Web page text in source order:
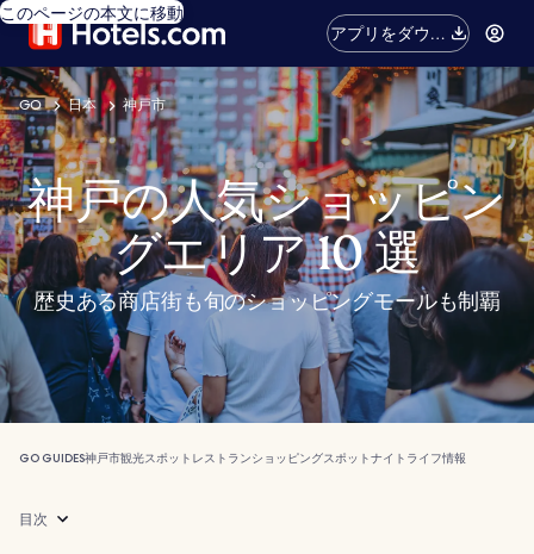
このページの本文に移動
アプリをダウン
ロード
GO 日本 神戸市
神戸の人気ショッピン
グエリア 10 選
歴史ある商店街も旬のショッピングモールも制覇
GO GUIDES神戸市観光スポット レストランショッピングスポットナイトライフ情報
目次